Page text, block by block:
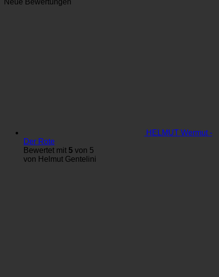
HELMUT Wermut -
Der Rote
Bewertet mit 5 von 5
von Helmut Gentelini